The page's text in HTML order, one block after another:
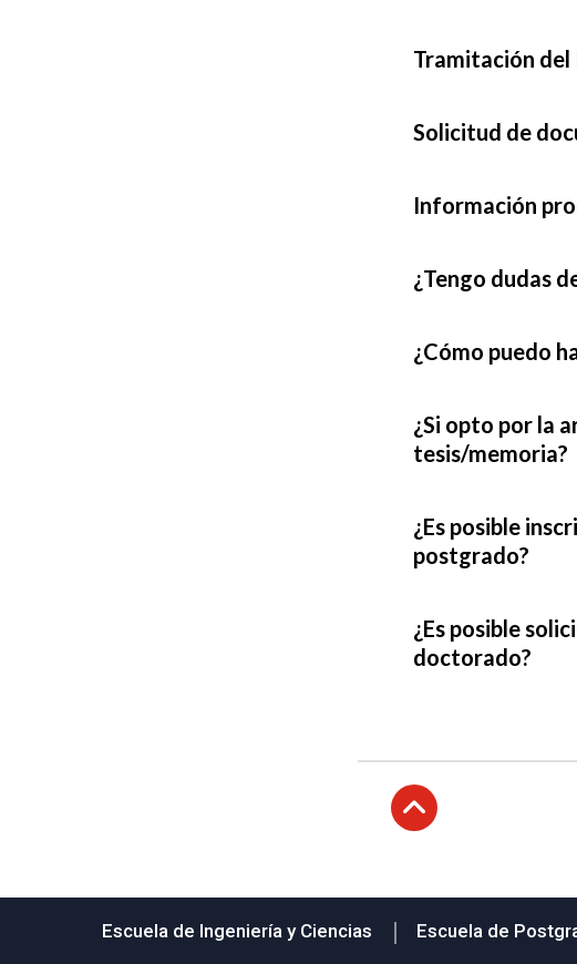
Tramitación del
Solicitud de
Información
¿Tengo dudas
¿Cómo puedo
¿Si opto por la
tesis/memoria?
¿Es posible
postgrado?
¿Es posible
doctorado?
Escuela de Ingeniería y Ciencias Escuela de